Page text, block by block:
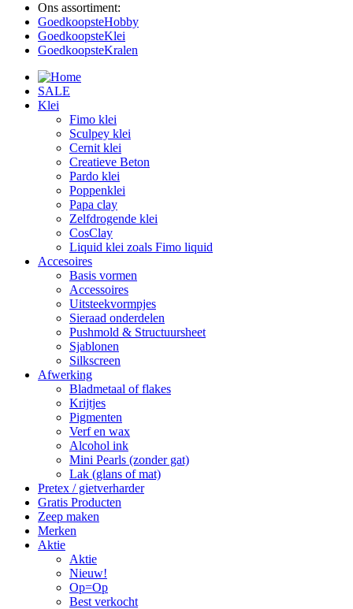
Ons assortiment:
GoedkoopsteHobby
GoedkoopsteKlei
GoedkoopsteKralen
SALE
Klei
Fimo klei
Sculpey klei
Cernit klei
Creatieve Beton
Pardo klei
Poppenklei
Papa clay
Zelfdrogende klei
CosClay
Liquid klei zoals Fimo liquid
Accesoires
Basis vormen
Accessoires
Uitsteekvormpjes
Sieraad onderdelen
Pushmold & Structuursheet
Sjablonen
Silkscreen
Afwerking
Bladmetaal of flakes
Krijtjes
Pigmenten
Verf en wax
Alcohol ink
Mini Pearls (zonder gat)
Lak (glans of mat)
Pretex / gietverharder
Gratis Producten
Zeep maken
Merken
Aktie
Aktie
Nieuw!
Op=Op
Best verkocht